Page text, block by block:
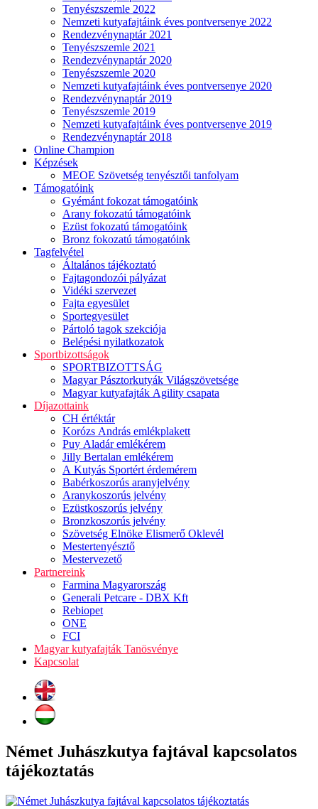
Tenyészszemle 2022
Nemzeti kutyafajtáink éves pontversenye 2022
Rendezvénynaptár 2021
Tenyészszemle 2021
Rendezvénynaptár 2020
Tenyészszemle 2020
Nemzeti kutyafajtáink éves pontversenye 2020
Rendezvénynaptár 2019
Tenyészszemle 2019
Nemzeti kutyafajtáink éves pontversenye 2019
Rendezvénynaptár 2018
Online Champion
Képzések
MEOE Szövetség tenyésztői tanfolyam
Támogatóink
Gyémánt fokozat támogatóink
Arany fokozatú támogatóink
Ezüst fokozatú támogatóink
Bronz fokozatú támogatóink
Tagfelvétel
Általános tájékoztató
Fajtagondozói pályázat
Vidéki szervezet
Fajta egyesület
Sportegyesület
Pártoló tagok szekciója
Belépési nyilatkozatok
Sportbizottságok
SPORTBIZOTTSÁG
Magyar Pásztorkutyák Világszövetsége
Magyar kutyafajták Agility csapata
Díjazottaink
CH értéktár
Korózs András emlékplakett
Puy Aladár emlékérem
Jilly Bertalan emlékérem
A Kutyás Sportért érdemérem
Babérkoszorús aranyjelvény
Aranykoszorús jelvény
Ezüstkoszorús jelvény
Bronzkoszorús jelvény
Szövetség Elnöke Elismerő Oklevél
Mestertenyésztő
Mestervezető
Partnereink
Farmina Magyarország
Generali Petcare - DBX Kft
Rebiopet
ONE
FCI
Magyar kutyafajták Tanösvénye
Kapcsolat
Német Juhászkutya fajtával kapcsolatos
tájékoztatás